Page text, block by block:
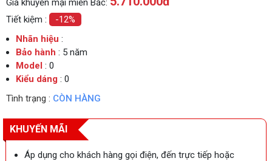
Giá khuyến mại miền Bắc:
Tiết kiệm :
-12%
Nhãn hiệu :
Bảo hành : 5 năm
Model : 0
Kiểu dáng : 0
Tình trạng : CÒN HÀNG
KHUYẾN MÃI
Áp dụng cho khách hàng gọi điện, đến trực tiếp hoặc